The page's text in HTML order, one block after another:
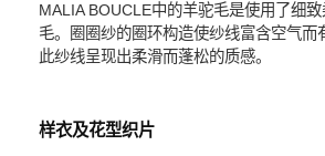
MALIA BOUCLE中的羊驼毛是使用了细
毛。圈圈纱的圈环构造使纱线富含空气而
此纱线呈现出柔滑而蓬松的质感。
样衣及花型织片